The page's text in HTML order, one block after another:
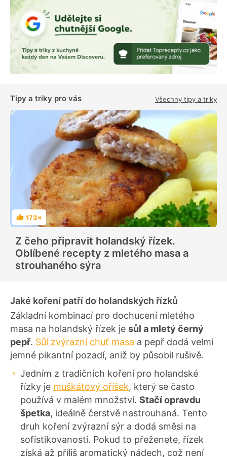
Tipy a triky pro vás Všechny tipy a triky
H
o
n
o
c
e
n
173×
Z čeho připravit holandský řízek.
Oblíbené recepty z mletého masa a
strouhaného sýra
Jaké koření patří do holandských řízků
Základní kombinací pro dochucení mletého
masa na holandský řízek je sůl a mletý černý
pepř. Sůl zvýrazní chuť masa a pepř dodá velmi
jemné pikantní pozadí, aniž by působil rušivě.
Jedním z tradičních koření pro holandské
řízky je muškátový oříšek, který se často
používá v malém množství. Stačí opravdu
špetka, ideálně čerstvě nastrouhaná. Tento
druh koření zvýrazní sýr a dodá směsi na
sofistikovanosti. Pokud to přeženete, řízek
získá až příliš aromatický nádech, což není